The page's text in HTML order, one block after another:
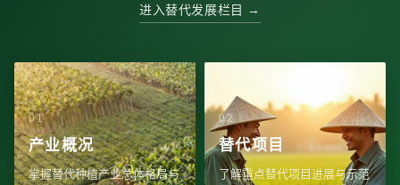
进入替代发展栏目 →
产业概况
掌握替代种植产业总体格局与
替代项目
了解重点替代项目进展与示范